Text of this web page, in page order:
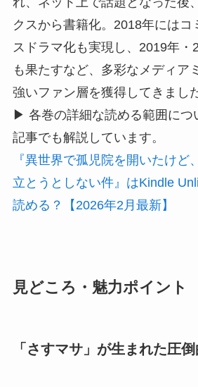
クスから書籍化。2018年にはコ
スドラマ化も実現し、2019年・
も果たすなど、多彩なメディア
強いファン層を獲得してきました
▶ 各巻の詳細な読める範囲につ
記事でも解説しています。
『異世界で孤児院を開いたけど
立とうとしない件』はKindle
読める？【2026年2月最新】
見どころ・魅力ポイント
「さすマサ」が生まれた圧